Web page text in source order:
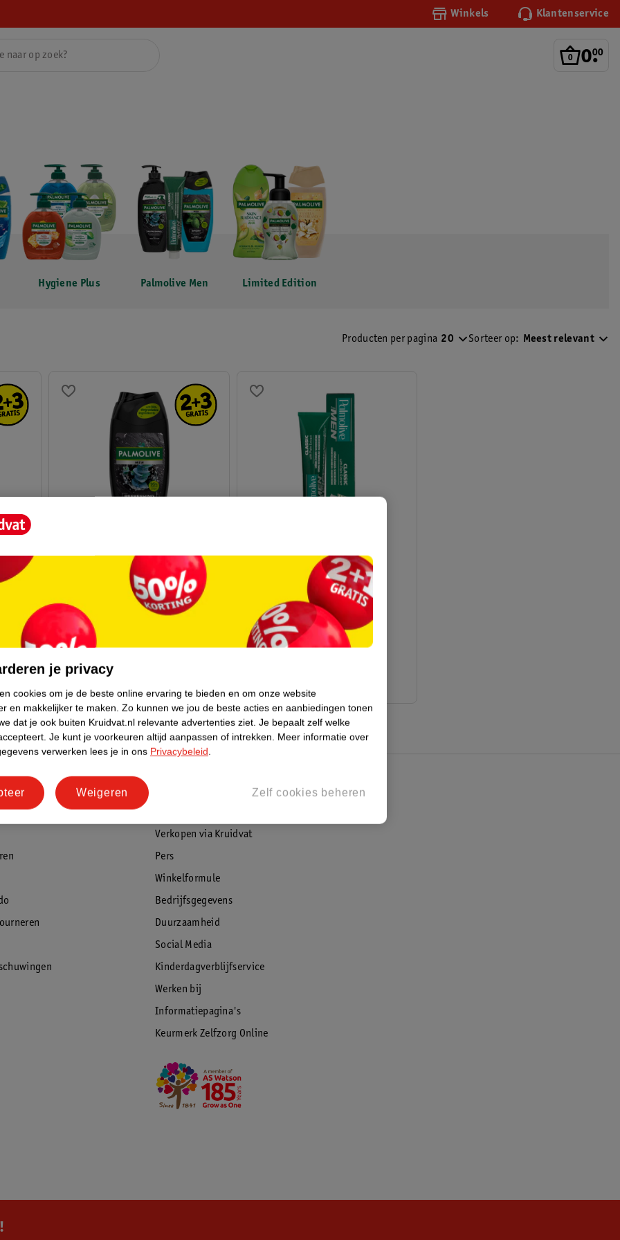
Winkels Klantenservice
0.
00
Hygiene Plus Palmolive Men Limited Edition
Producten per pagina 20 Sorteer op: Meest relevant
Palmolive For Men Pure Arctic
Refreshing 3-In-1 Douchegel
250ml - Normale huid
3.
99
17
Palmolive For Men Classic
Scheercrème
100ml - Normale huid
2.
29
74
Verkopen via Kruidvat
Pers
Winkelformule
Bedrijfsgegevens
Duurzaamheid
Social Media
Kinderdagverblijfservice
Werken bij
Informatiepagina's
Keurmerk Zelfzorg Online
je privacy
cookies om je de beste online ervaring te bieden en om onze website
en makkelijker te maken. Zo kunnen we jou de beste acties en aanbiedingen tonen
dat je ook buiten Kruidvat.nl relevante advertenties ziet. Je bepaalt zelf welke
Je kunt je voorkeuren altijd aanpassen of intrekken. Meer informatie over
verwerken lees je in ons Privacybeleid.
Zelf cookies beheren
Weigeren